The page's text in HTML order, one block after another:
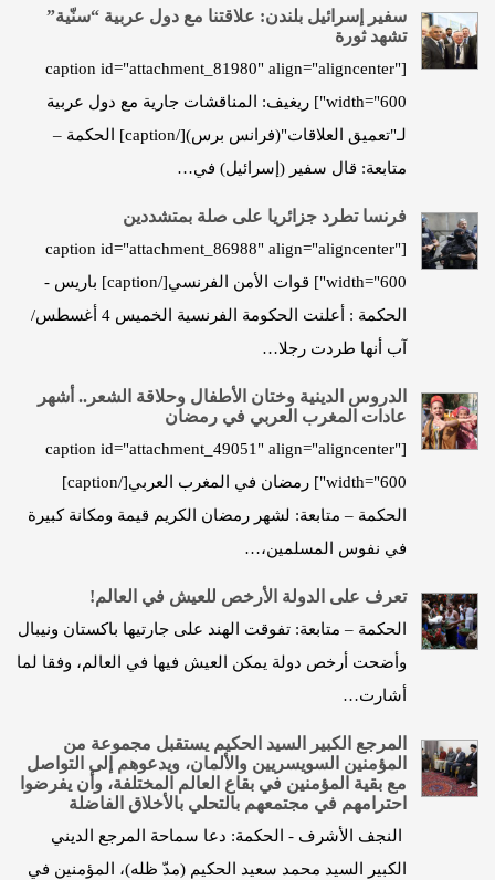
سفير إسرائيل بلندن: علاقتنا مع دول عربية “سنّية”
تشهد ثورة
[caption id="attachment_81980" align="aligncenter"
width="600"] ريغيف: المناقشات جارية مع دول عربية
لـ"تعميق العلاقات"(فرانس برس)[/caption] الحكمة –
متابعة: قال سفير (إسرائيل) في…
فرنسا تطرد جزائريا على صلة بمتشددين
[caption id="attachment_86988" align="aligncenter"
width="600"] قوات الأمن الفرنسي[/caption] باريس -
الحكمة : أعلنت الحكومة الفرنسية الخميس 4 أغسطس/
آب أنها طردت رجلا…
الدروس الدينية وختان الأطفال وحلاقة الشعر.. أشهر
عادات المغرب العربي في رمضان
[caption id="attachment_49051" align="aligncenter"
width="600"] رمضان في المغرب العربي[/caption]
الحكمة – متابعة: لشهر رمضان الكريم قيمة ومكانة كبيرة
في نفوس المسلمين،…
تعرف على الدولة الأرخص للعيش في العالم!
الحكمة – متابعة: تفوقت الهند على جارتيها باكستان ونيبال
وأضحت أرخص دولة يمكن العيش فيها في العالم، وفقا لما
أشارت…
المرجع الكبير السيد الحكيم يستقبل مجموعة من
المؤمنين السويسريين والألمان، ويدعوهم إلى التواصل
مع بقية المؤمنين في بقاع العالم المختلفة، وأن يفرضوا
احترامهم في مجتمعهم بالتحلي بالأخلاق الفاضلة
النجف الأشرف - الحكمة: دعا سماحة المرجع الديني
الكبير السيد محمد سعيد الحكيم (مدّ ظله)، المؤمنين في